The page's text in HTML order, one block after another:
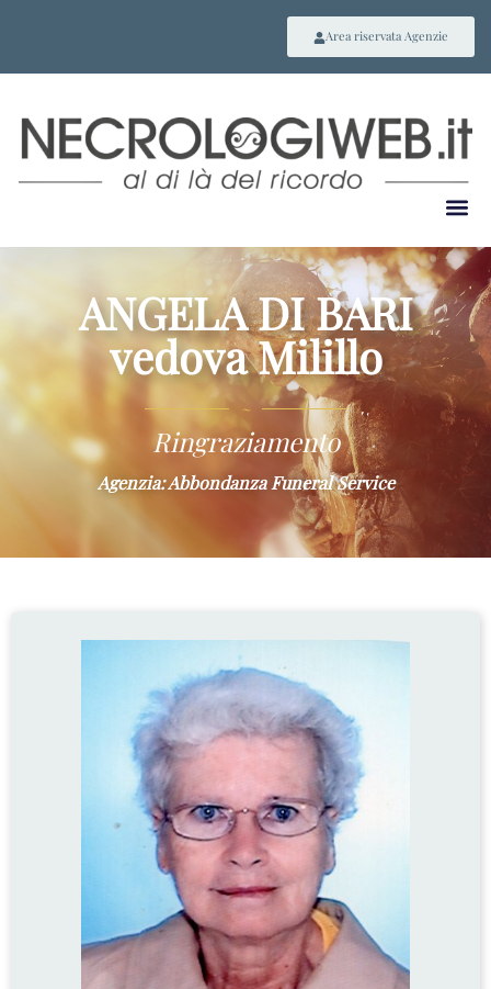
Area riservata Agenzie
ANGELA DI BARI
vedova Milillo
~
Ringraziamento
Agenzia: Abbondanza Funeral Service